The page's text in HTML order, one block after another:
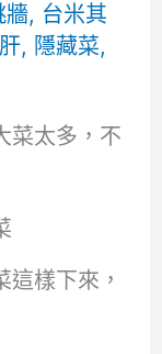
牆, 台米其
, 隱藏菜,
菜太多，不
樣下來，